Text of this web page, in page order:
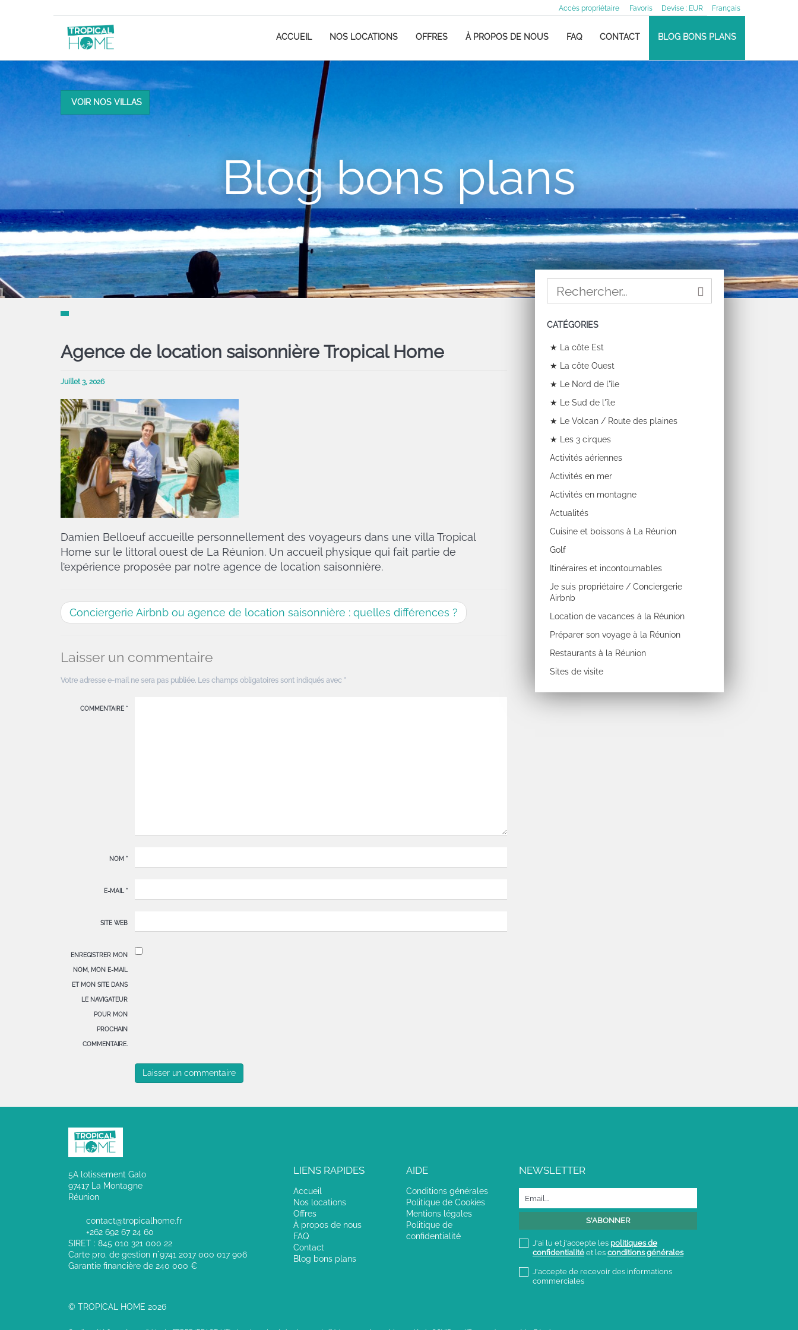
Français
Devise : EUR
Favoris
Accès propriétaire
ACCUEIL NOS LOCATIONS OFFRES À PROPOS DE NOUS FAQ CONTACT BLOG BONS PLANS
VOIR NOS VILLAS
Blog bons plans
Agence de location saisonnière Tropical Home
Juillet 3, 2026
Damien Belloeuf accueille personnellement des voyageurs dans une villa Tropical
Home sur le littoral ouest de La Réunion. Un accueil physique qui fait partie de
l’expérience proposée par notre agence de location saisonnière.
Conciergerie Airbnb ou agence de location saisonnière : quelles différences ?
Laisser un commentaire
Votre adresse e-mail ne sera pas publiée. Les champs obligatoires sont indiqués avec *
COMMENTAIRE *
NOM *
E-MAIL *
SITE WEB
ENREGISTRER MON
NOM, MON E-MAIL
ET MON SITE DANS
LE NAVIGATEUR
POUR MON
PROCHAIN
COMMENTAIRE.
CATÉGORIES
★ La côte Est
★ La côte Ouest
★ Le Nord de l'île
★ Le Sud de l'île
★ Le Volcan / Route des plaines
★ Les 3 cirques
Activités aériennes
Activités en mer
Activités en montagne
Actualités
Cuisine et boissons à La Réunion
Golf
Itinéraires et incontournables
Je suis propriétaire / Conciergerie
Airbnb
Location de vacances à la Réunion
Préparer son voyage à la Réunion
Restaurants à la Réunion
Sites de visite
5A lotissement Galo
97417 La Montagne
Réunion
contact@tropicalhome.fr
+262 692 67 24 60
SIRET : 845 010 321 000 22
Carte pro. de gestion n°9741 2017 000 017 906
Garantie financière de 240 000 €
© TROPICAL HOME 2026
LIENS RAPIDES
Accueil
Nos locations
Offres
À propos de nous
FAQ
Contact
Blog bons plans
AIDE
Conditions générales
Politique de Cookies
Mentions légales
Politique de
confidentialité
NEWSLETTER
J'ai lu et j'accepte les politiques de
confidentialitéet les conditions générales
J'accepte de recevoir des informations
commerciales